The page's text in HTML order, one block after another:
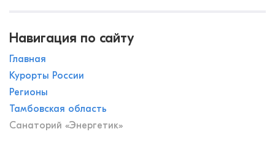
Навигация по сайту
Главная
Курорты России
Регионы
Тамбовская область
Санаторий «Энергетик»